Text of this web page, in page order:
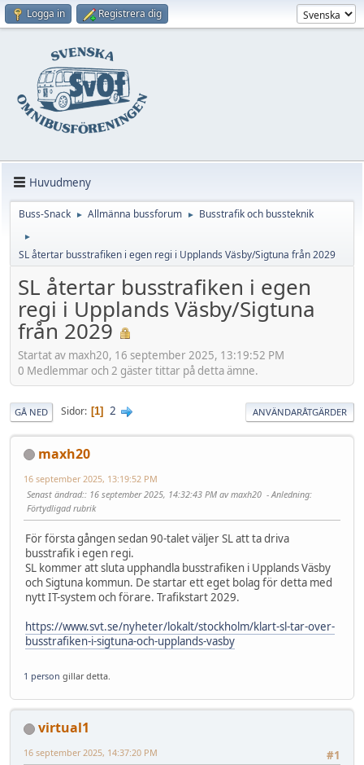
Logga in Registrera dig
Huvudmeny
Buss-Snack ► Allmänna bussforum ► Busstrafik och bussteknik
►
SL återtar busstrafiken i egen regi i Upplands Väsby/Sigtuna från 2029
SL återtar busstrafiken i egen
regi i Upplands Väsby/Sigtuna
från 2029
Startat av maxh20, 16 september 2025, 13:19:52 PM
0 Medlemmar och 2 gäster tittar på detta ämne.
GÅ NED Sidor 1 2 ANVÄNDARÅTGÄRDER
maxh20
16 september 2025, 13:19:52 PM
Senast ändrad:: 16 september 2025, 14:32:43 PM av maxh20 Anledning:
Förtydligad rubrik
För första gången sedan 90-talet väljer SL att ta driva
busstrafik i egen regi.
SL kommer att sluta upphandla busstrafiken i Upplands Väsby
och Sigtuna kommun. De startar ett eget bolag för detta med
nytt IT-system och förare. Trafikstart 2029.
https://www.svt.se/nyheter/lokalt/stockholm/klart-sl-tar-over-
busstrafiken-i-sigtuna-och-upplands-vasby
1 person gillar detta.
virtual1
#1
16 september 2025, 14:37:20 PM